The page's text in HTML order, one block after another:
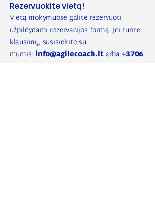
Rezervuokite vietą!
Vietą mokymuose galite rezervuoti
užpildydami rezervacijos formą. Jei turite
klausimų, susisiekite su
mumis: info@agilecoach.ltarba+3706